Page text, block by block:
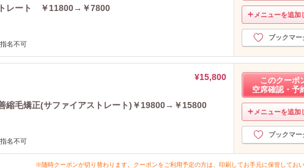
レート ￥11800→￥7800
名不可
メニューを追加
ブックマー
¥15,800
毛矯正(サファイアストレート)￥19800→￥15800
名不可
このクーポ
空席確認・予
メニューを追加
ブックマー
※随時クーポンが切り替わります。クーポンをご利用予定の方は、印刷してお手元に保管しておい